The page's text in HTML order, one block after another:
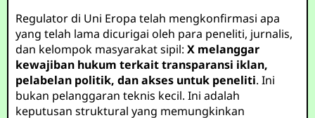
Regulator di Uni Eropa telah mengkonfirmasi apa
yang telah lama dicurigai oleh para peneliti, jurnalis,
dan kelompok masyarakat sipil:X melanggar
kewajiban hukum terkait transparansi iklan,
pelabelan politik, dan akses untuk peneliti. Ini
bukan pelanggaran teknis kecil. Ini adalah
keputusan struktural yang memungkinkan